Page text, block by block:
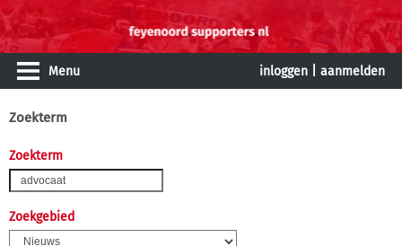
Menu inloggen aanmelden
Zoekterm
Zoekterm
Zoekgebied